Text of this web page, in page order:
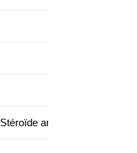
Stéroïde anabolisant-